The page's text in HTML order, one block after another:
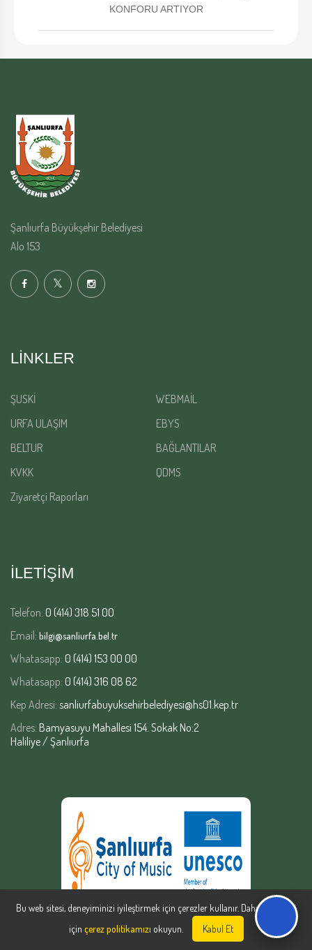
KONFORU ARTIYOR
Şanlıurfa Büyükşehir Belediyesi
Alo 153
LINKLER
ŞUSKİ
WEBMAİL
URFA ULAŞIM
EBYS
BELTUR
BAĞLANTILAR
KVKK
QDMS
Ziyaretçi Raporları
İLETİŞİM
Telefon: 0 (414) 318 51 00
Email: bilgi@sanliurfa.bel.tr
Whatasapp: 0 (414) 153 00 00
Whatasapp: 0 (414) 316 08 62
Kep Adresi: sanliurfabuyuksehirbelediyesi@hs01.kep.tr
Adres: Bamyasuyu Mahallesi 154. Sokak No:2
Haliliye / Şanlıurfa
Şanlıurfa Büyükşehir Belediyesi | Yazılım Şube Müdürlüğü © Copyright
Bu web sitesi, deneyiminizi iyileştirmek için çerezler kullanır. Daha fazla bilgi
için çerez politikamızı okuyun. Kabul Et